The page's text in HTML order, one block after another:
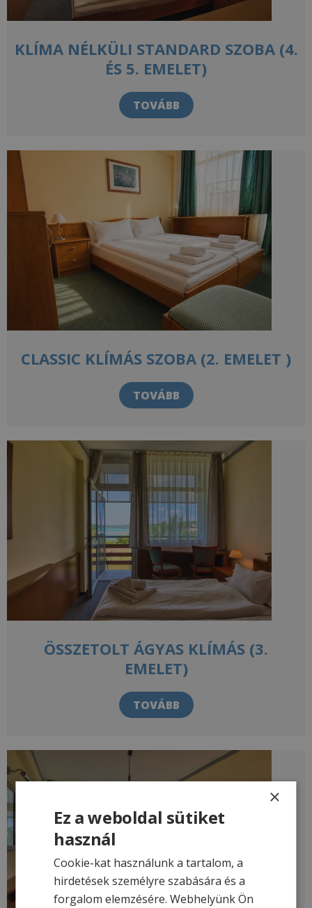
KLÍMA NÉLKÜLI STANDARD SZOBA (4.
ÉS 5. EMELET)
TOVÁBB
CLASSIC KLÍMÁS SZOBA (2. EMELET )
TOVÁBB
ÖSSZETOLT ÁGYAS KLÍMÁS (3.
EMELET)
TOVÁBB
×
Ez a weboldal sütiket
használ
Cookie-kat használunk a tartalom, a
hirdetések személyre szabására és a
forgalom elemzésére. Webhelyünk Ön